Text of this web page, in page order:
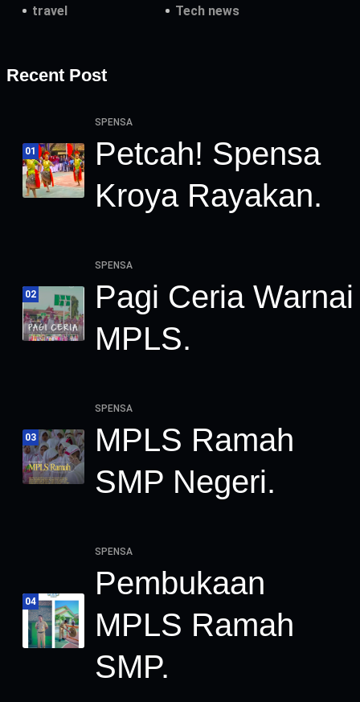
travel Tech news
Recent Post
01
SPENSA
Petcah! Spensa
Kroya Rayakan.
02
SPENSA
Pagi Ceria Warnai
MPLS.
03
SPENSA
MPLS Ramah
SMP Negeri.
04
SPENSA
Pembukaan
MPLS Ramah
SMP.